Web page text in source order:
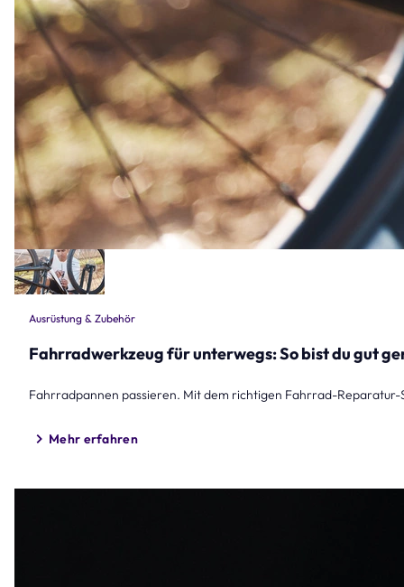
Ausrüstung & Zubehör
Fahrradwerkzeug für unterwegs: So bist du gut
Fahrradpannen passieren. Mit dem richtigen Fahrrad-
Mehr erfahren